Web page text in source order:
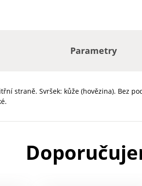
Parametry
straně. Svršek: kůže (hovězina). Bez